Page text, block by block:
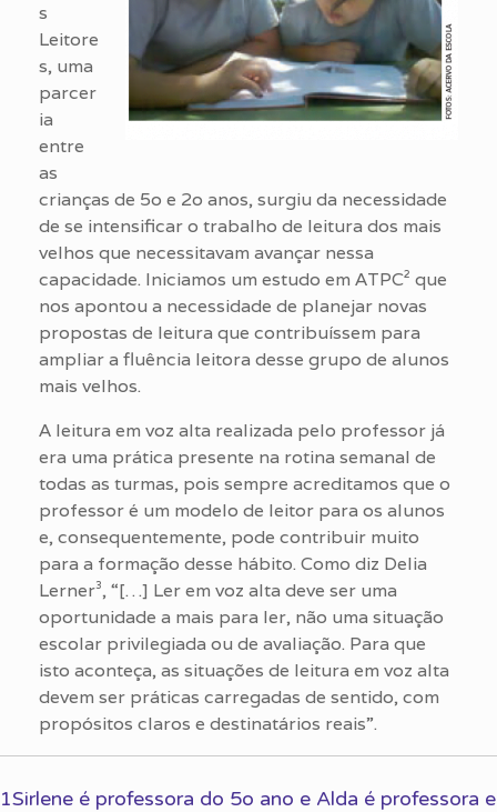
s
Leitore
s, uma
parcer
ia
entre
as
crianças de 5o e 2o anos, surgiu da necessidade
de se intensificar o trabalho de leitura dos mais
velhos que necessitavam avançar nessa
capacidade. Iniciamos um estudo em ATPC² que
nos apontou a necessidade de planejar novas
propostas de leitura que contribuíssem para
ampliar a fluência leitora desse grupo de alunos
mais velhos.
A leitura em voz alta realizada pelo professor já
era uma prática presente na rotina semanal de
todas as turmas, pois sempre acreditamos que o
professor é um modelo de leitor para os alunos
e, consequentemente, pode contribuir muito
para a formação desse hábito. Como diz Delia
Lerner³, “[…] Ler em voz alta deve ser uma
oportunidade a mais para ler, não uma situação
escolar privilegiada ou de avaliação. Para que
isto aconteça, as situações de leitura em voz alta
devem ser práticas carregadas de sentido, com
propósitos claros e destinatários reais”.
1Sirlene é professora do 5o ano e Alda é professora e